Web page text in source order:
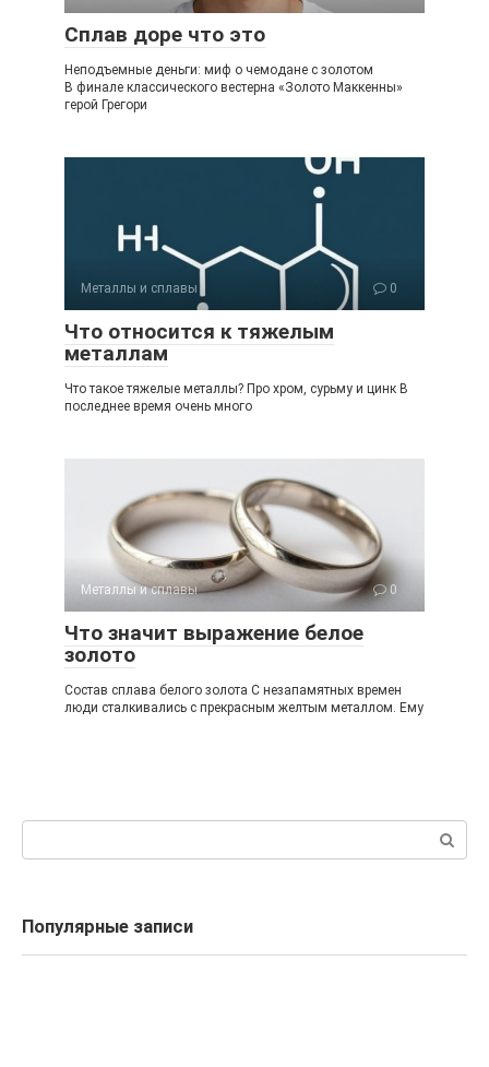
Сплав доре что это
Неподъемные деньги: миф о чемодане с золотом
В финале классического вестерна «Золото Маккенны»
герой Грегори
Металлы и сплавы 0
Что относится к тяжелым
металлам
Что такое тяжелые металлы? Про хром, сурьму и цинк В
последнее время очень много
Металлы и сплавы 0
Что значит выражение белое
золото
Состав сплава белого золота С незапамятных времен
люди сталкивались с прекрасным желтым металлом. Ему
Популярные записи